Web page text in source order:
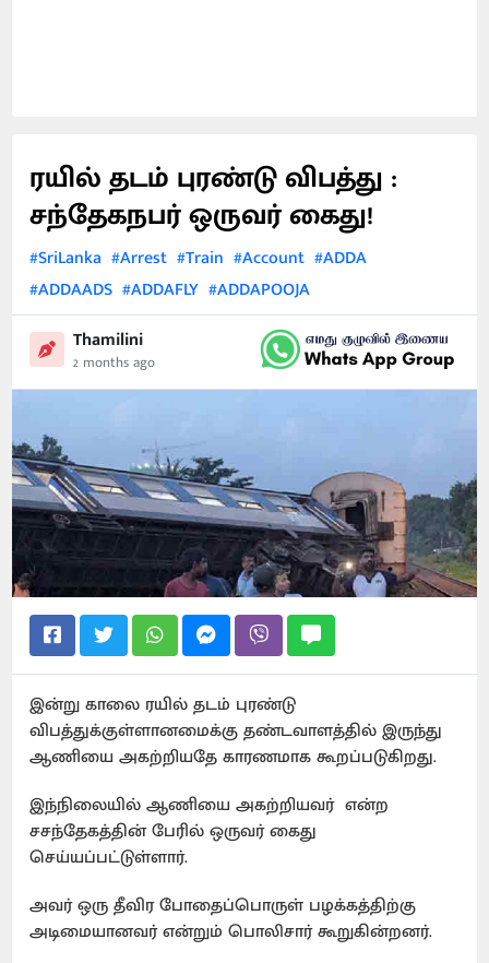
ரயில் தடம் புரண்டு விபத்து :
சந்தேகநபர் ஒருவர் கைது!
#SriLanka #Arrest #Train #Account #ADDA
#ADDAADS #ADDAFLY #ADDAPOOJA
Thamilini
2 months ago
இன்று காலை ரயில் தடம் புரண்டு
விபத்துக்குள்ளானமைக்கு தண்டவாளத்தில் இருந்து
ஆணியை அகற்றியதே காரணமாக கூறப்படுகிறது.
இந்நிலையில் ஆணியை அகற்றியவர் என்ற
சசந்தேகத்தின் பேரில் ஒருவர் கைது
செய்யப்பட்டுள்ளார்.
அவர் ஒரு தீவிர போதைப்பொருள் பழக்கத்திற்கு
அடிமையானவர் என்றும் பொலிசார் கூறுகின்றனர்.